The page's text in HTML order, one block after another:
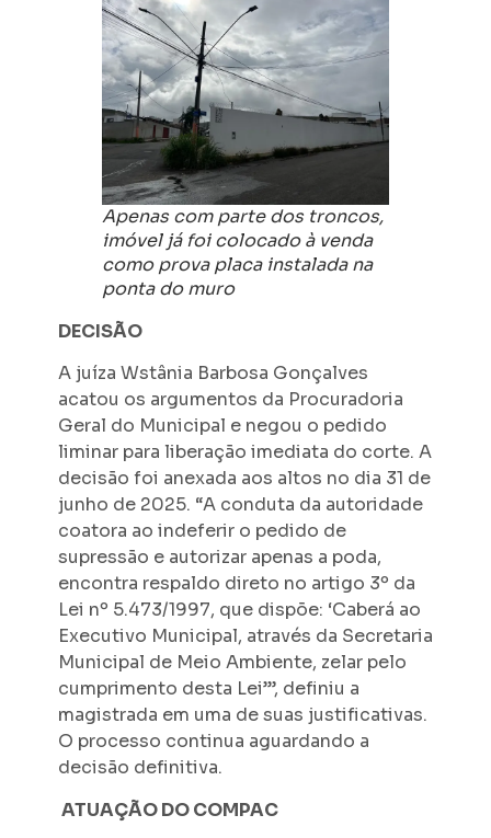
Apenas com parte dos troncos,
imóvel já foi colocado à venda
como prova placa instalada na
ponta do muro
DECISÃO
A juíza Wstânia Barbosa Gonçalves
acatou os argumentos da Procuradoria
Geral do Municipal e negou o pedido
liminar para liberação imediata do corte. A
decisão foi anexada aos altos no dia 31 de
junho de 2025. “A conduta da autoridade
coatora ao indeferir o pedido de
supressão e autorizar apenas a poda,
encontra respaldo direto no artigo 3º da
Lei nº 5.473/1997, que dispõe: ‘Caberá ao
Executivo Municipal, através da Secretaria
Municipal de Meio Ambiente, zelar pelo
cumprimento desta Lei’”, definiu a
magistrada em uma de suas justificativas.
O processo continua aguardando a
decisão definitiva.
ATUAÇÃO DO COMPAC